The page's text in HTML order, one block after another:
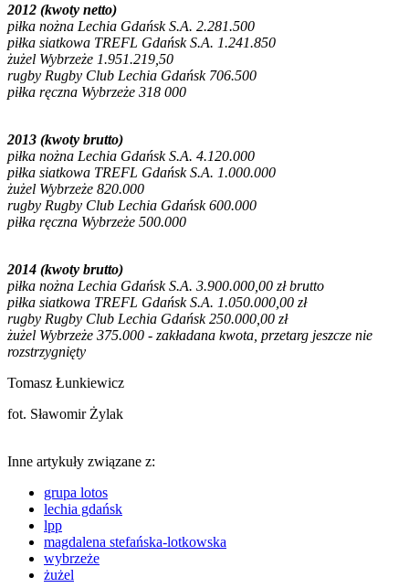
2012 (kwoty netto)
piłka nożna Lechia Gdańsk S.A. 2.281.500
piłka siatkowa TREFL Gdańsk S.A. 1.241.850
żużel Wybrzeże 1.951.219,50
rugby Rugby Club Lechia Gdańsk 706.500
piłka ręczna Wybrzeże 318 000
2013 (kwoty brutto)
piłka nożna Lechia Gdańsk S.A. 4.120.000
piłka siatkowa TREFL Gdańsk S.A. 1.000.000
żużel Wybrzeże 820.000
rugby Rugby Club Lechia Gdańsk 600.000
piłka ręczna Wybrzeże 500.000
2014 (kwoty brutto)
piłka nożna Lechia Gdańsk S.A. 3.900.000,00 zł brutto
piłka siatkowa TREFL Gdańsk S.A. 1.050.000,00 zł
rugby Rugby Club Lechia Gdańsk 250.000,00 zł
żużel Wybrzeże 375.000 - zakładana kwota, przetarg jeszcze nie
rozstrzygnięty
Tomasz Łunkiewicz
fot. Sławomir Żylak
Inne artykuły związane z:
grupa lotos
lechia gdańsk
lpp
magdalena stefańska-lotkowska
wybrzeże
żużel